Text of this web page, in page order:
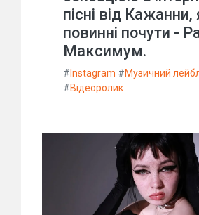
пісні від Кажанни,
повинні почути -
Максимум.
# Instagram #Музичний
#Відеоролик